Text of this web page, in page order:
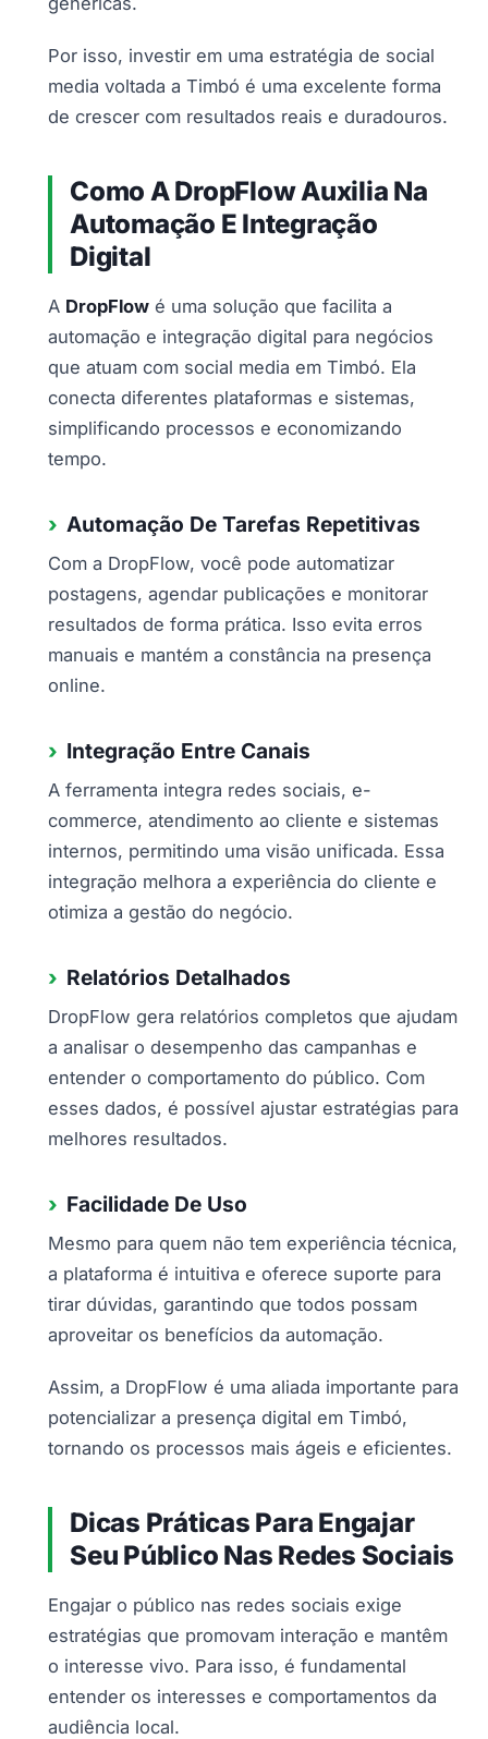
Por isso, investir em uma estratégia de social
media voltada a Timbó é uma excelente forma
de crescer com resultados reais e duradouros.
Como A DropFlow Auxilia Na
Automação E Integração
Digital
A DropFlow é uma solução que facilita a
automação e integração digital para negócios
que atuam com social media em Timbó. Ela
conecta diferentes plataformas e sistemas,
simplificando processos e economizando
tempo.
Automação De Tarefas Repetitivas
Com a DropFlow, você pode automatizar
postagens, agendar publicações e monitorar
resultados de forma prática. Isso evita erros
manuais e mantém a constância na presença
online.
Integração Entre Canais
A ferramenta integra redes sociais, e-
commerce, atendimento ao cliente e sistemas
internos, permitindo uma visão unificada. Essa
integração melhora a experiência do cliente e
otimiza a gestão do negócio.
Relatórios Detalhados
DropFlow gera relatórios completos que ajudam
a analisar o desempenho das campanhas e
entender o comportamento do público. Com
esses dados, é possível ajustar estratégias para
melhores resultados.
Facilidade De Uso
Mesmo para quem não tem experiência técnica,
a plataforma é intuitiva e oferece suporte para
tirar dúvidas, garantindo que todos possam
aproveitar os benefícios da automação.
Assim, a DropFlow é uma aliada importante para
potencializar a presença digital em Timbó,
tornando os processos mais ágeis e eficientes.
Dicas Práticas Para Engajar
Seu Público Nas Redes Sociais
Engajar o público nas redes sociais exige
estratégias que promovam interação e mantêm
o interesse vivo. Para isso, é fundamental
entender os interesses e comportamentos da
audiência local.